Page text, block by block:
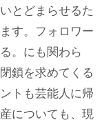
とどまらせるた
す。フォロワー
。にも関わら
鎖を求めてくる
トも芸能人に帰
についても、現